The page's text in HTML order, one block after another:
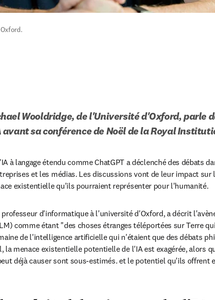
Wooldridge, de l'Université d'Oxford, parle
sa conférence de Noël de la Royal
à langage étendu comme ChatGPT a déclenché des débats
et les médias. Les discussions vont de leur impact
existentielle qu'ils pourraient représenter pour l'humanité.
in new tab/window
professeur d'informatique à l'université d'Oxford, a décrit
comme étant "des choses étranges téléportées sur Terre
de l'intelligence artificielle qui n'étaient que des débats
la menace existentielle potentielle de l'IA est exagérée, alors
déjà causer sont sous-estimés. et le potentiel qu'ils offrent